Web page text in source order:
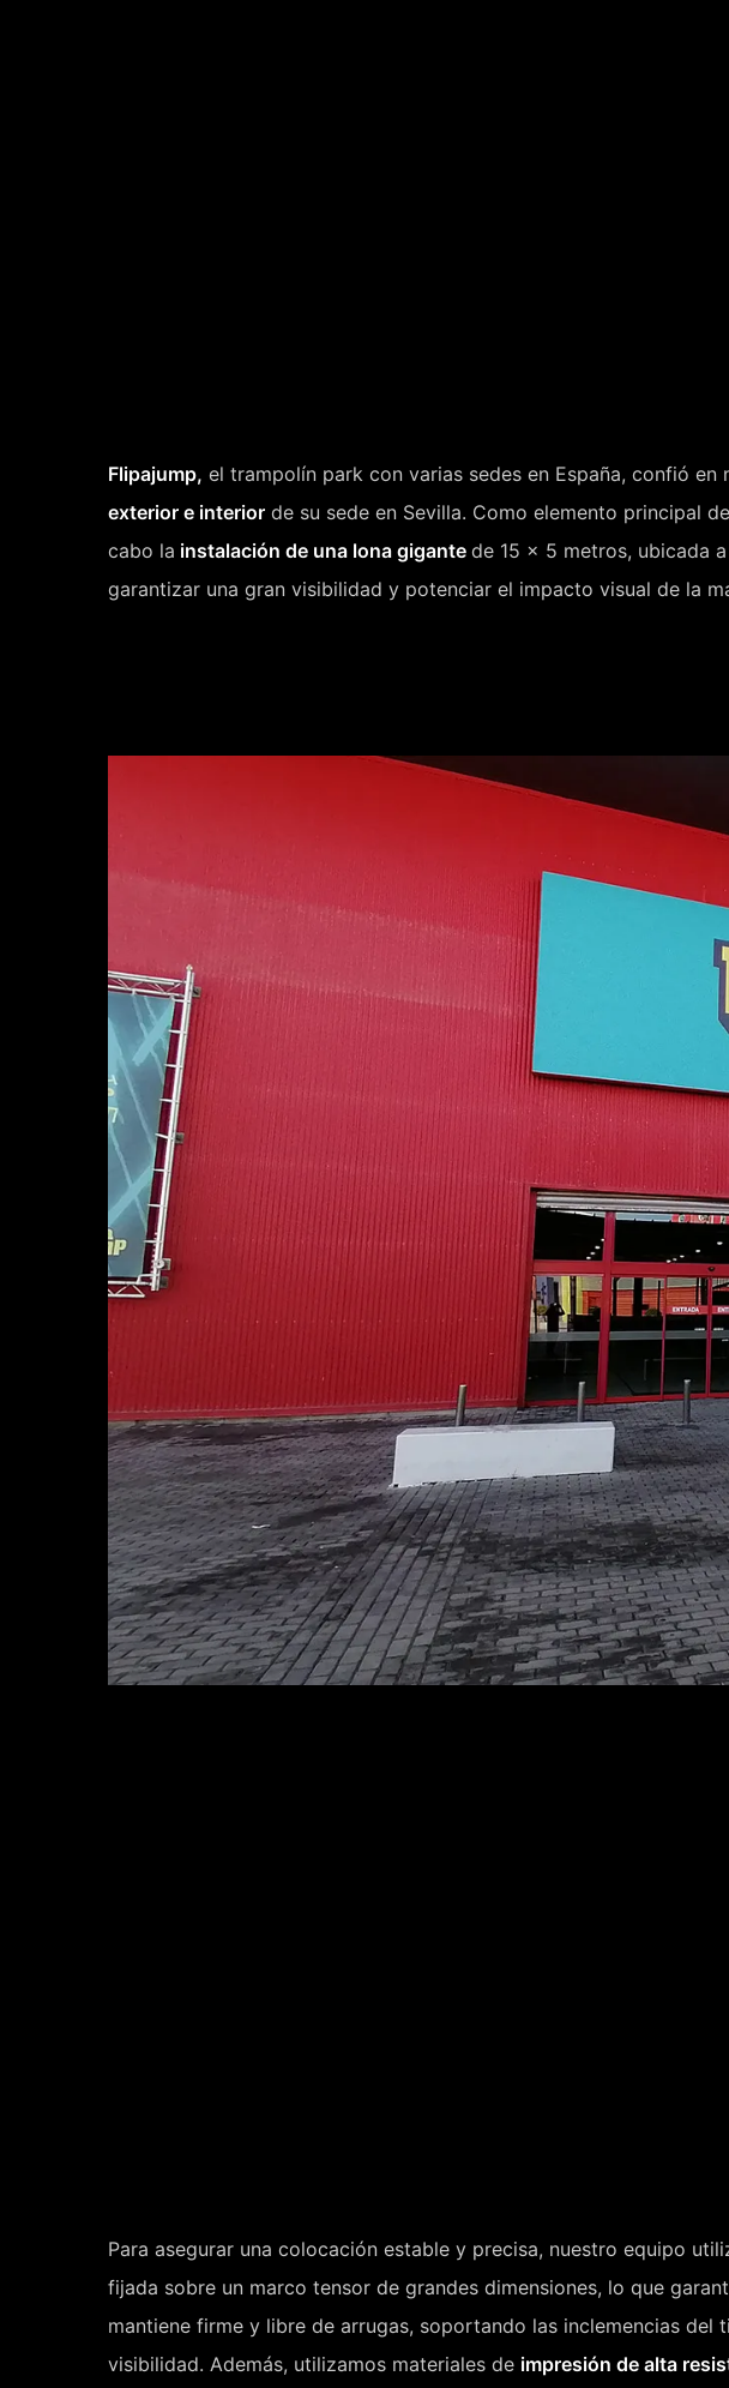
Flipajump, el trampolín park con varias sedes en España, confió en
exterior e interior de su sede en Sevilla. Como elemento principal
cabo la instalación de una lona gigante de 15 x 5 metros, ubicada
garantizar una gran visibilidad y potenciar el impacto visual de la
Para asegurar una colocación estable y precisa, nuestro equipo
fijada sobre un marco tensor de grandes dimensiones, lo que
mantiene firme y libre de arrugas, soportando las inclemencias
visibilidad. Además, utilizamos materiales de impresión de alta